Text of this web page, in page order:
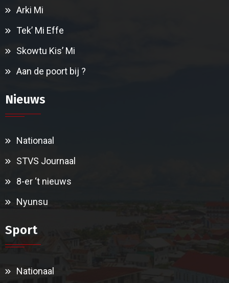
Arki Mi
Tek’ Mi Effe
Skowtu Kis’ Mi
Aan de poort bij ?
Nieuws
Nationaal
STVS Journaal
8-er ‘t nieuws
Nyunsu
Sport
Nationaal